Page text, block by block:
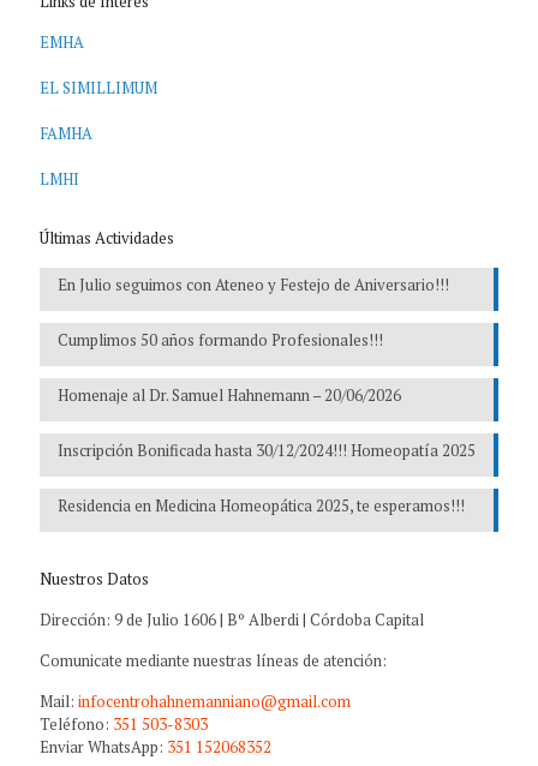
EMHA
EL SIMILLIMUM
FAMHA
LMHI
Últimas Actividades
En Julio seguimos con Ateneo y Festejo de Aniversario!!!
Cumplimos 50 años formando Profesionales!!!
Homenaje al Dr. Samuel Hahnemann – 20/06/2026
Inscripción Bonificada hasta 30/12/2024!!! Homeopatía 2025
Residencia en Medicina Homeopática 2025, te esperamos!!!
Nuestros Datos
Dirección: 9 de Julio 1606 | Bº Alberdi | Córdoba Capital
Comunicate mediante nuestras líneas de atención:
Mail: infocentrohahnemanniano@gmail.com
Teléfono: 351 503-8303
Enviar WhatsApp: 351 152068352